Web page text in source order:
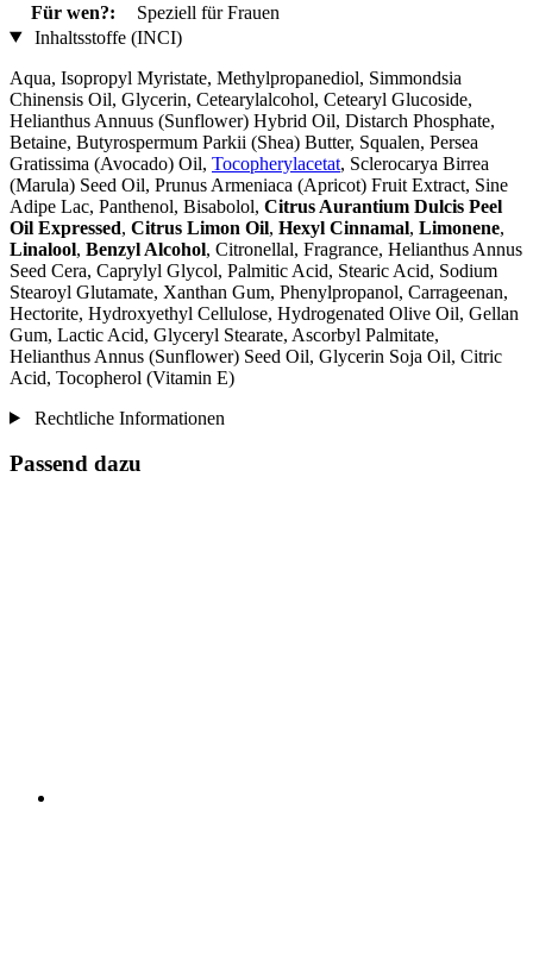
Für wen?:
Speziell für Frauen
Inhaltsstoffe (INCI)
Aqua, Isopropyl Myristate, Methylpropanediol, Simmondsia
Chinensis Oil, Glycerin, Cetearylalcohol, Cetearyl Glucoside,
Helianthus Annuus (Sunflower) Hybrid Oil, Distarch Phosphate,
Betaine, Butyrospermum Parkii (Shea) Butter, Squalen, Persea
Gratissima (Avocado) Oil, Tocopherylacetat, Sclerocarya Birrea
(Marula) Seed Oil, Prunus Armeniaca (Apricot) Fruit Extract, Sine
Adipe Lac, Panthenol, Bisabolol, Citrus Aurantium Dulcis Peel
Oil Expressed, Citrus Limon Oil, Hexyl Cinnamal, Limonene,
Linalool, Benzyl Alcohol, Citronellal, Fragrance, Helianthus Annus
Seed Cera, Caprylyl Glycol, Palmitic Acid, Stearic Acid, Sodium
Stearoyl Glutamate, Xanthan Gum, Phenylpropanol, Carrageenan,
Hectorite, Hydroxyethyl Cellulose, Hydrogenated Olive Oil, Gellan
Gum, Lactic Acid, Glyceryl Stearate, Ascorbyl Palmitate,
Helianthus Annus (Sunflower) Seed Oil, Glycerin Soja Oil, Citric
Acid, Tocopherol (Vitamin E)
Rechtliche Informationen
Passend dazu